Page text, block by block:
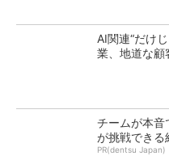
AI関連“だけ
業、地道な顧
チームが本音
が挑戦できる
PR(dentsu Japan)